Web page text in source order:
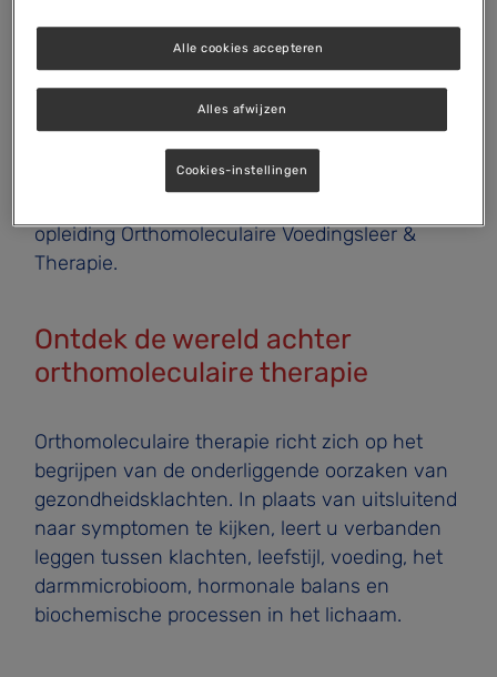
af of een opleiding in de orthomoleculaire
therapie iets voor u zou kunnen zijn?
Dan nodigen wij u van harte uit voor onze
gratis online informatieavond op woensdag 16
opleiding Orthomoleculaire Voedingsleer &
Therapie.
Ontdek de wereld achter
orthomoleculaire therapie
Orthomoleculaire therapie richt zich op het
begrijpen van de onderliggende oorzaken van
gezondheidsklachten. In plaats van uitsluitend
naar symptomen te kijken, leert u verbanden
leggen tussen klachten, leefstijl, voeding, het
darmmicrobioom, hormonale balans en
biochemische processen in het lichaam.
Alles afwijzen
Alle cookies accepteren
Cookies-instellingen